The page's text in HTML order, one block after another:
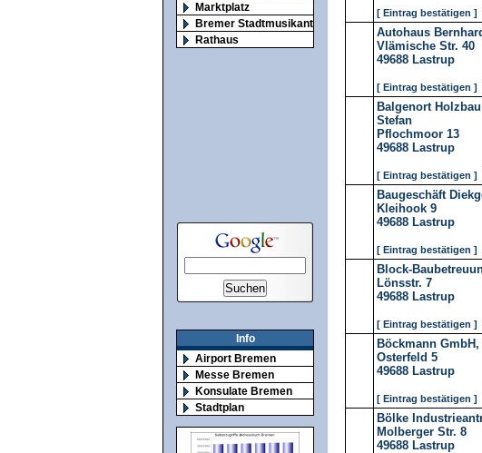
Marktplatz
Bremer Stadtmusikanten
Rathaus
Info
Airport Bremen
Messe Bremen
Konsulate Bremen
Stadtplan
[ Eintrag bestätigen ]
Autohaus
Vlämische Str. 40
49688 Lastrup
[ Eintrag bestätigen ]
Balgenort
Stefan
Pflochmoor 13
49688 Lastrup
[ Eintrag bestätigen ]
Baugeschäft
Kleihook 9
49688 Lastrup
[ Eintrag bestätigen ]
Block-
Lönsstr. 7
49688 Lastrup
[ Eintrag bestätigen ]
Böckmann
Osterfeld 5
49688 Lastrup
[ Eintrag bestätigen ]
Bölke
Molberger Str. 8
49688 Lastrup